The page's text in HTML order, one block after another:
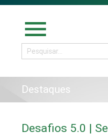
menu
Destaques
Desafios 5.0 |